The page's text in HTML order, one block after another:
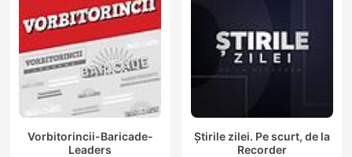
Vorbitorincii-Baricade-
Leaders
Știrile zilei. Pe scurt, de la
Recorder